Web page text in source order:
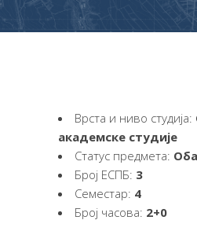
Врста и ниво студија:
академске студије
Статус предмета:
Број ЕСПБ: 3
Семестар: 4
Број часова: 2+0